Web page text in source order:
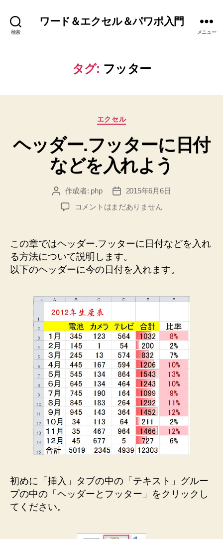
検索
ワード＆エクセル＆パワポ入門
メニュー
タグ: フッター
カ
ゴ
リ
ー
エクセル
ヘッダー.フッターに日付
などを入れよう
投
稿
者
作成者: php
投
稿
日
2015年6月6日
ヘ
ー.
フ
ッ
タ
日
付
な
ど
を
入
れ
よ
う
へ
の
コメントはまだありません
この章ではヘッダー.フッターに日付などを入れ
る方法について説明します。
以下のヘッダーに今の日付を入れます。
初めに「挿入」タブの中の「テキスト」グルー
プの中の「ヘッダーとフッター」をクリックし
てください。